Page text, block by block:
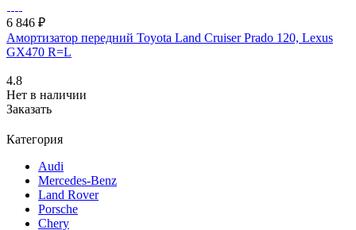
6 846 ₽
Амортизатор передний Toyota Land Cruiser Prado 120, Lexus
GX470 R=L
4.8
Нет в наличии
Заказать
Категория
Audi
Mercedes-Benz
Land Rover
Porsche
Chery